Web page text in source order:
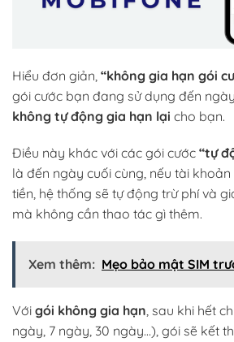
Hiểu đơn giản, “không gia hạn gói
gói cước bạn đang sử dụng đến
không tự động gia hạn lại cho bạn.
Điều này khác với các gói cước “tự
là đến ngày cuối cùng, nếu tài
tiền, hệ thống sẽ tự động trừ phí và
mà không cần thao tác gì thêm.
Xem thêm: Mẹo bảo mật SIM
Với gói không gia hạn, sau khi hết
ngày, 7 ngày, 30 ngày…), gói sẽ kết